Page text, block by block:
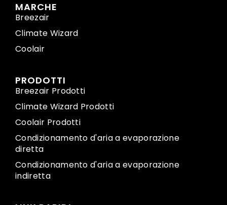
MARCHE
Breezair
Climate Wizard
Coolair
PRODOTTI
Breezair Prodotti
Climate Wizard Prodotti
Coolair Prodotti
Condizionamento d'aria a evaporazione
diretta
Condizionamento d'aria a evaporazione
indiretta